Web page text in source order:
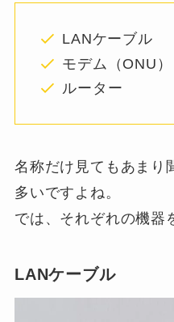
LANケーブル
モデム（ONU）
ルーター
名称だけ見てもあまり
多いですよね。
では、それぞれの機器
LANケーブル